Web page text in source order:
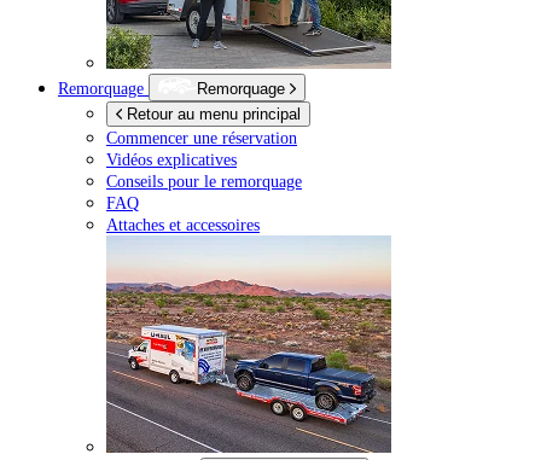
Remorquage
Remorquage
Retour au menu principal
Commencer une réservation
Vidéos explicatives
Conseils pour le remorquage
FAQ
Attaches et accessoires